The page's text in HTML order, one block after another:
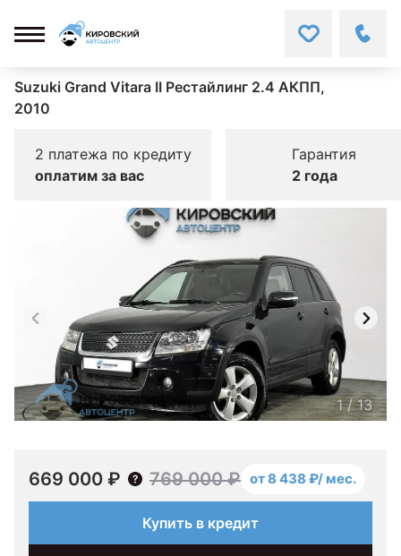
Suzuki Grand Vitara II Рестайлинг 2.4 АКПП,
2010
2 платежа по кредиту
оплатим за вас
Гарантия
2 года
1/13
669 000 ₽ 769 000 ₽ от 8 438 ₽/ мес.
Купить в кредит